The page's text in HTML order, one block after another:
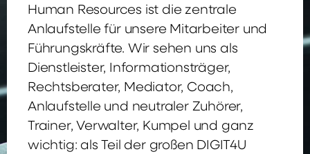
Human Resources ist die zentrale
Anlaufstelle für unsere Mitarbeiter und
Führungskräfte. Wir sehen uns als
Dienstleister, Informationsträger,
Rechtsberater, Mediator, Coach,
Anlaufstelle und neutraler Zuhörer,
Trainer, Verwalter, Kumpel und ganz
wichtig: als Teil der großen DIGIT4U